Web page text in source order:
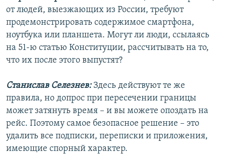
от людей, выезжающих из России, требуют
продемонстрировать содержимое смартфона,
ноутбука или планшета. Могут ли люди, ссылаясь
на 51-ю статью Конституции, рассчитывать на то,
что их после этого выпустят?
Станислав Селезнев:Здесь действуют те же
правила, но допрос при пересечении границы
может затянуть время – и вы можете опоздать на
рейс. Поэтому самое безопасное решение – это
удалить все подписки, переписки и приложения,
имеющие спорный характер.